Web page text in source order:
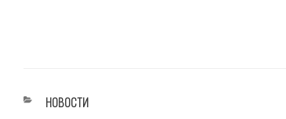
РУБРИКИ
НОВОСТИ